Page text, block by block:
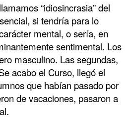
“idiosincrasia” del
si tendría para lo
mental, o sería, en
sentimental. Los
masculino. Las segundas,
acabo el Curso, llegó el
que habían pasado por
de vacaciones, pasaron a